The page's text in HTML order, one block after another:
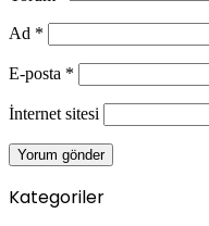
Ad *
E-posta *
İnternet sitesi
Kategoriler